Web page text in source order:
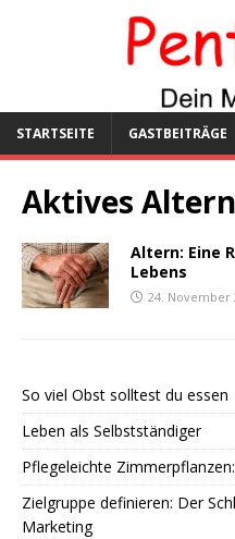
STARTSEITE GASTBEITRÄGE
Aktives Altern
Altern: Eine
Lebens
24. November
So viel Obst solltest du essen
Leben als Selbstständiger
Pflegeleichte
Zielgruppe definieren: Der
Marketing